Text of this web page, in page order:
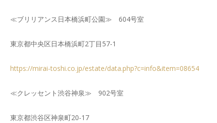
≪ブリリアンス日本橋浜町公園≫ 604号室
東京都中央区日本橋浜町2丁目57-1
https://mirai-toshi.co.jp/estate/data.php?c=info&item=08654
≪クレッセント渋谷神泉≫ 902号室
東京都渋谷区神泉町20-17